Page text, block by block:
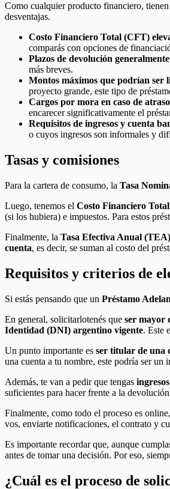
Como cualquier producto financiero, tienen
desventajas.
Costo Financiero Total (CFT)
comparás con opciones de
Plazos de devolución
más breves.
Montos máximos que podrían ser
proyecto grande, este tipo de
Cargos por mora en caso de
encarecer significativamente el
Requisitos de ingresos y cuenta
o cuyos ingresos son informales y
Tasas y comisiones
Para la cartera de consumo, la Tasa
Luego, tenemos el Costo Financiero
(si los hubiera) e impuestos. Para estos
Finalmente, la Tasa Efectiva Anual (TEA)
cuenta, es decir, se suman al costo del
Requisitos y criterios de
Si estás pensando que un Préstamo
En general, solicitarlotenés que ser mayor
Identidad (DNI) argentino vigente. Este
Un punto importante es ser titular de una
una cuenta a tu nombre, este podría ser un
Además, te van a pedir que tengas
suficientes para hacer frente a la
Finalmente, como todo el proceso es
vos, enviarte notificaciones, el contrato y
Es importante recordar que, aunque
antes de tomar una decisión. Por eso,
¿Cuál es el proceso de